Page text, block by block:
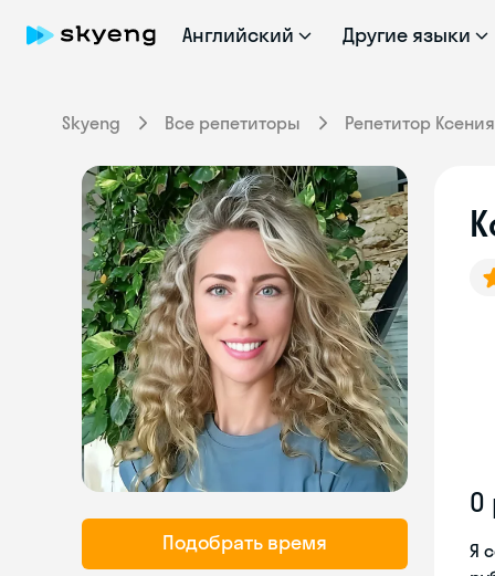
Английский Другие языки
Skyeng Все репетиторы Репетитор Ксения
Подобрать время
О
Я